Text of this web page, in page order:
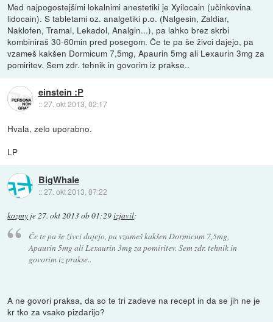
Med najpogostejšimi lokalnimi anestetiki je Xyilocain (učinkovina
lidocain). S tabletami oz. analgetiki p.o. (Nalgesin, Zaldiar,
Naklofen, Tramal, Lekadol, Analgin...), pa lahko brez skrbi
kombiniraš 30-60min pred posegom. Če te pa še živci dajejo, pa
vzameš kakšen Dormicum 7,5mg, Apaurin 5mg ali Lexaurin 3mg za
pomiritev. Sem zdr. tehnik in govorim iz prakse..
einstein :P
::27. okt 2013, 02:17
Hvala, zelo uporabno.
LP
BigWhale
::27. okt 2013, 07:22
kozmy je27. okt 2013 ob 01:29izjavil:
Če te pa še živci dajejo, pa vzameš kakšen Dormicum 7,5mg,
Apaurin 5mg ali Lexaurin 3mg za pomiritev. Sem zdr. tehnik in
govorim iz prakse..
A ne govori praksa, da so te tri zadeve na recept in da se jih ne je
kr tko za vsako pizdarijo?